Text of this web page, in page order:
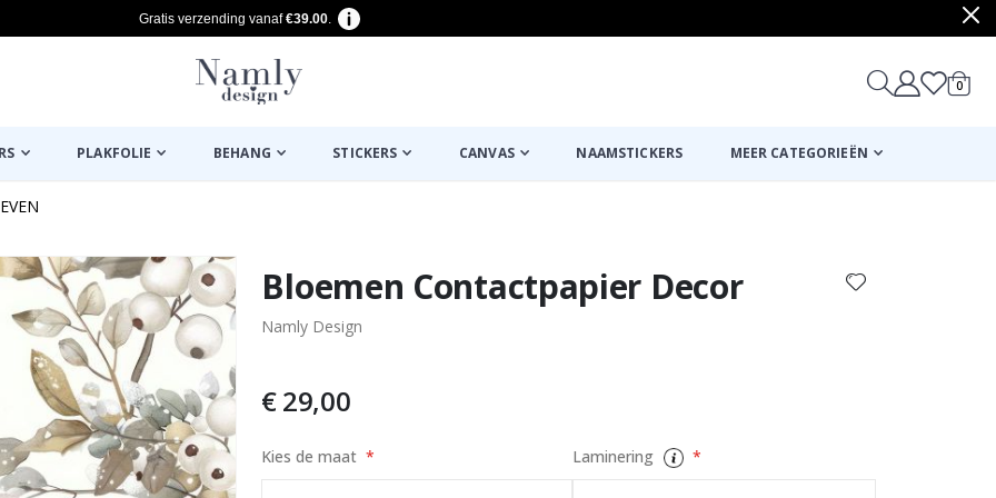
Gratis verzending vanaf€39.00.
0
PLAKFOLIE BEHANG STICKERS CANVAS NAAMSTICKERS MEER CATEGORIEËN
✔ Bloemen Contactpapier Decor
Namly Design
€ 29,00
Kies de maat Laminering